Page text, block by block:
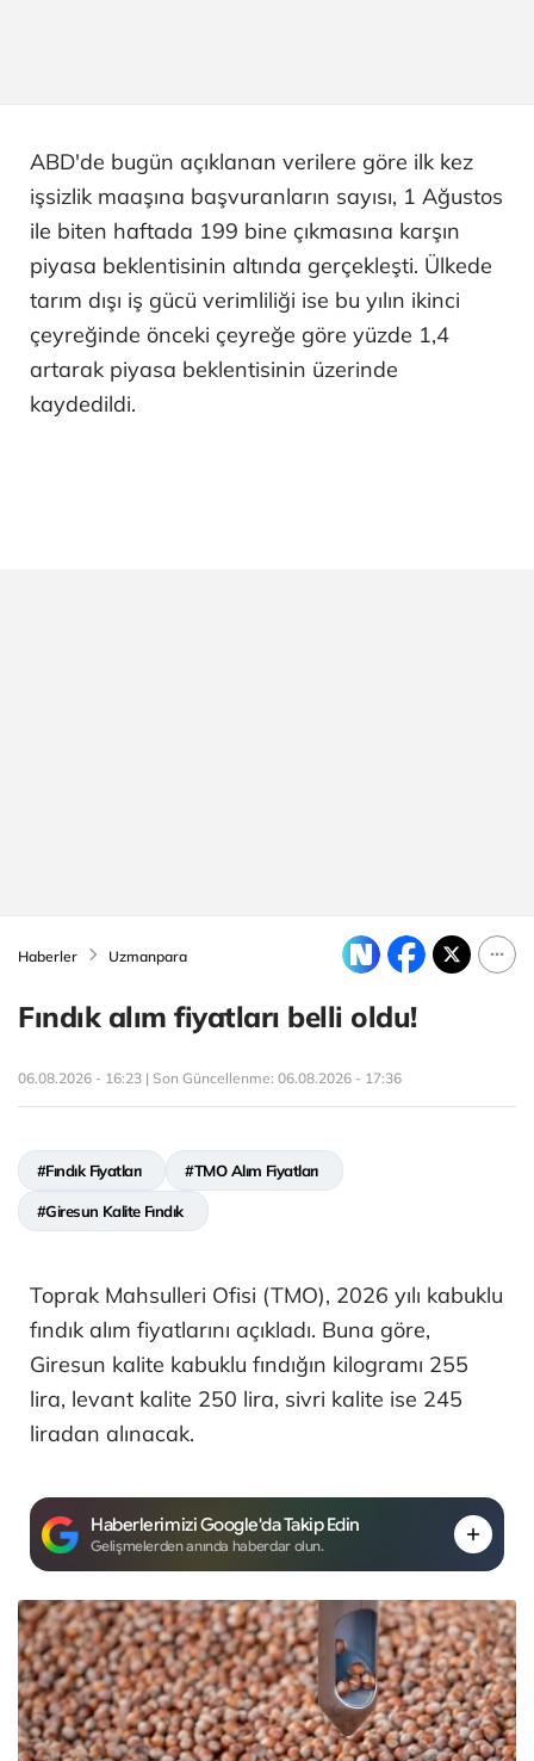
ABD'de bugün açıklanan verilere göre ilk kez
işsizlik maaşına başvuranların sayısı, 1 Ağustos
ile biten haftada 199 bine çıkmasına karşın
piyasa beklentisinin altında gerçekleşti. Ülkede
tarım dışı iş gücü verimliliği ise bu yılın ikinci
çeyreğinde önceki çeyreğe göre yüzde 1,4
artarak piyasa beklentisinin üzerinde
kaydedildi.
Haberler Uzmanpara
Fındık alım fiyatları belli oldu!
06.08.2026 - 16:23 | Son Güncellenme: 06.08.2026 - 17:36
#Fındık Fiyatları #TMO Alım Fiyatları
#Giresun Kalite Fındık
Toprak Mahsulleri Ofisi (TMO), 2026 yılı kabuklu
fındık alım fiyatlarını açıkladı. Buna göre,
Giresun kalite kabuklu fındığın kilogramı 255
lira, levant kalite 250 lira, sivri kalite ise 245
liradan alınacak.
Haberlerimizi Google'da Takip Edin
Gelişmelerden anında haberdar olun.